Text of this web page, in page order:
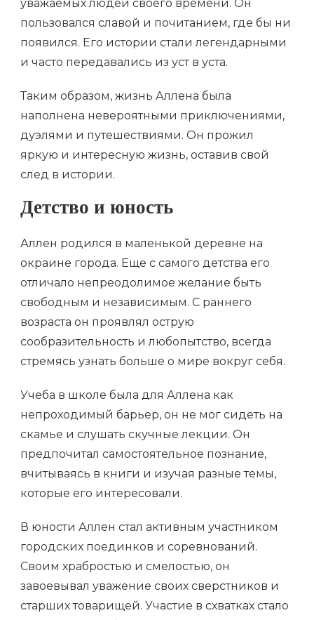
уважаемых людей своего времени. Он
пользовался славой и почитанием, где бы ни
появился. Его истории стали легендарными
и часто передавались из уст в уста.
Таким образом, жизнь Аллена была
наполнена невероятными приключениями,
дуэлями и путешествиями. Он прожил
яркую и интересную жизнь, оставив свой
след в истории.
Детство и юность
Аллен родился в маленькой деревне на
окраине города. Еще с самого детства его
отличало непреодолимое желание быть
свободным и независимым. С раннего
возраста он проявлял острую
сообразительность и любопытство, всегда
стремясь узнать больше о мире вокруг себя.
Учеба в школе была для Аллена как
непроходимый барьер, он не мог сидеть на
скамье и слушать скучные лекции. Он
предпочитал самостоятельное познание,
вчитываясь в книги и изучая разные темы,
которые его интересовали.
В юности Аллен стал активным участником
городских поединков и соревнований.
Своим храбростью и смелостью, он
завоевывал уважение своих сверстников и
старших товарищей. Участие в схватках стало